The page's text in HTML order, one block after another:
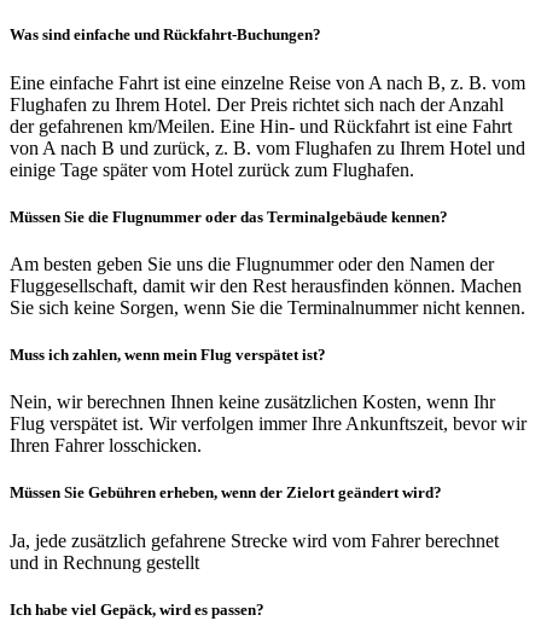
Was sind einfache und Rückfahrt-Buchungen?
Eine einfache Fahrt ist eine einzelne Reise von A nach B, z. B. vom
Flughafen zu Ihrem Hotel. Der Preis richtet sich nach der Anzahl
der gefahrenen km/Meilen. Eine Hin- und Rückfahrt ist eine Fahrt
von A nach B und zurück, z. B. vom Flughafen zu Ihrem Hotel und
einige Tage später vom Hotel zurück zum Flughafen.
Müssen Sie die Flugnummer oder das Terminalgebäude kennen?
Am besten geben Sie uns die Flugnummer oder den Namen der
Fluggesellschaft, damit wir den Rest herausfinden können. Machen
Sie sich keine Sorgen, wenn Sie die Terminalnummer nicht kennen.
Muss ich zahlen, wenn mein Flug verspätet ist?
Nein, wir berechnen Ihnen keine zusätzlichen Kosten, wenn Ihr
Flug verspätet ist. Wir verfolgen immer Ihre Ankunftszeit, bevor wir
Ihren Fahrer losschicken.
Müssen Sie Gebühren erheben, wenn der Zielort geändert wird?
Ja, jede zusätzlich gefahrene Strecke wird vom Fahrer berechnet
und in Rechnung gestellt
Ich habe viel Gepäck, wird es passen?